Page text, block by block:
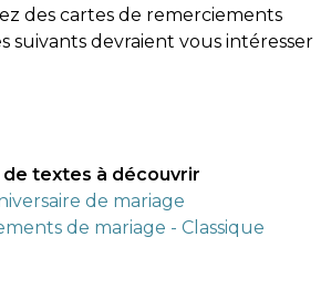
des cartes de remerciements
suivants devraient vous intéresser
textes à découvrir
de mariage
de mariage - Classique